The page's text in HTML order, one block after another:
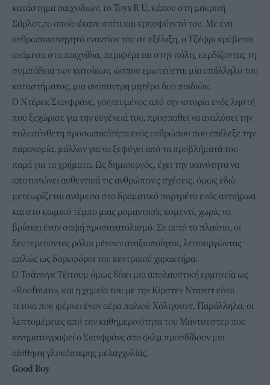
κατάστημα παιχνιδιών, το Toys R U, κάπου στη μακρινή
Σάρλοτ,το οποίο έκανε σπίτι και κρησφύγετό του. Με ένα
ανθρωποκυνηγητό εναντίον του σε εξέλιξη, ο Τζέφρι κρύβεται
ανάμεσα στα παιχνίδια, περιφέρεται στην πόλη, κερδίζοντας τη
συμπάθεια των κατοίκων, ώσπου ερωτεύεται μία υπάλληλο του
καταστήματος, μια ανύπαντρη μητέρα δυο παιδιών.
Ο Ντέρεκ Σιανφράνς, γοητευμένος από την ιστορία ενός ληστή
που ξεχώρισε για την ευγένειά του, προσπαθεί να αναλύσει την
πολυσύνθετη προσωπικότητα ενός ανθρώπου που επέλεξε την
παρανομία, μάλλον για να ξεφύγει από τα προβλήματά του
παρά για τα χρήματα. Ως δημιουργός, έχει την ικανότητα να
αποτυπώνει αυθεντικά τις ανθρώπινες σχέσεις, όμως εδώ
μετεωρίζεται ανάμεσα στο δραματικό πορτρέτο ενός αντιήρωα
και στο κωμικό τέμπο μιας ρομαντικής κομεντί, χωρίς να
βρίσκει έναν σαφή προσανατολισμό. Σε αυτό το πλαίσιο, οι
δευτερεύοντες ρόλοι μένουν αναξιοποίητοι, λειτουργώντας
απλώς ως δορυφόροι του κεντρικού χαρακτήρα.
Ο Τσάνινγκ Τέιτουμ όμως δίνει μια απολαυστική ερμηνεία ως
«Roofman», και η χημεία του με την Κίρστεν Ντανστ είναι
τέτοια που φέρνει έναν αέρα παλιού Χόλιγουντ. Παράλληλα, οι
λεπτομέρειες από την καθημερινότητα του Μάντσεστερ που
κινηματογραφεί ο Σιανφράνς στο φιλμ προσδίδουν μια
αίσθηση γλυκόπικρης μελαγχολίας.
Good Boy